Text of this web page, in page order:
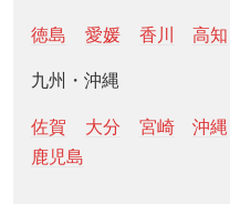
徳島 愛媛 香川 高知
九州・沖縄
佐賀 大分 宮崎 沖縄
鹿児島